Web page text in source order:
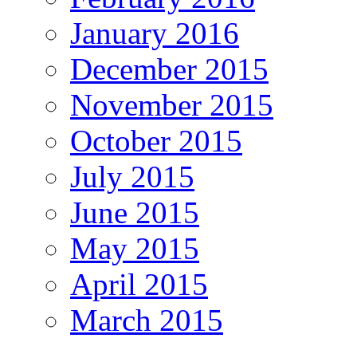
January 2016
December 2015
November 2015
October 2015
July 2015
June 2015
May 2015
April 2015
March 2015